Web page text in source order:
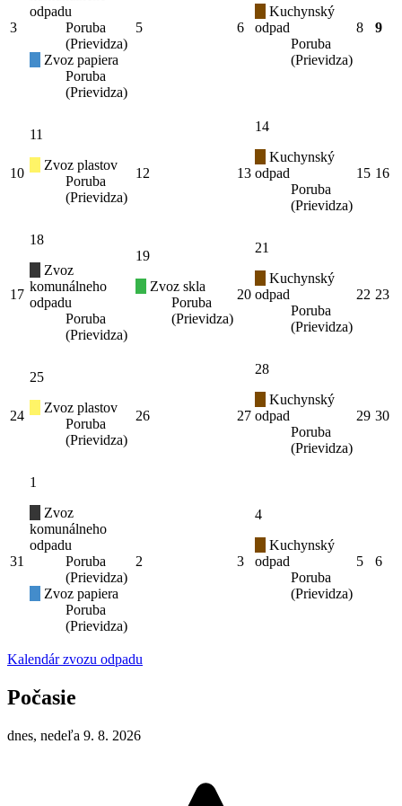
3
odpadu
Poruba
(Prievidza)
Zvoz papiera
Poruba
(Prievidza)
5 6
Kuchynský
odpad
Poruba
(Prievidza)
8 9
10
11
Zvoz plastov
Poruba
(Prievidza)
12 13
14
Kuchynský
odpad
Poruba
(Prievidza)
15 16
17
18
Zvoz
komunálneho
odpadu
Poruba
(Prievidza)
19
Zvoz skla
Poruba
(Prievidza)
20
21
Kuchynský
odpad
Poruba
(Prievidza)
22 23
24
25
Zvoz plastov
Poruba
(Prievidza)
26 27
28
Kuchynský
odpad
Poruba
(Prievidza)
29 30
31
1
Zvoz
komunálneho
odpadu
Poruba
(Prievidza)
Zvoz papiera
Poruba
(Prievidza)
2 3
4
Kuchynský
odpad
Poruba
(Prievidza)
5 6
Kalendár zvozu odpadu
Počasie
dnes, nedeľa 9. 8. 2026